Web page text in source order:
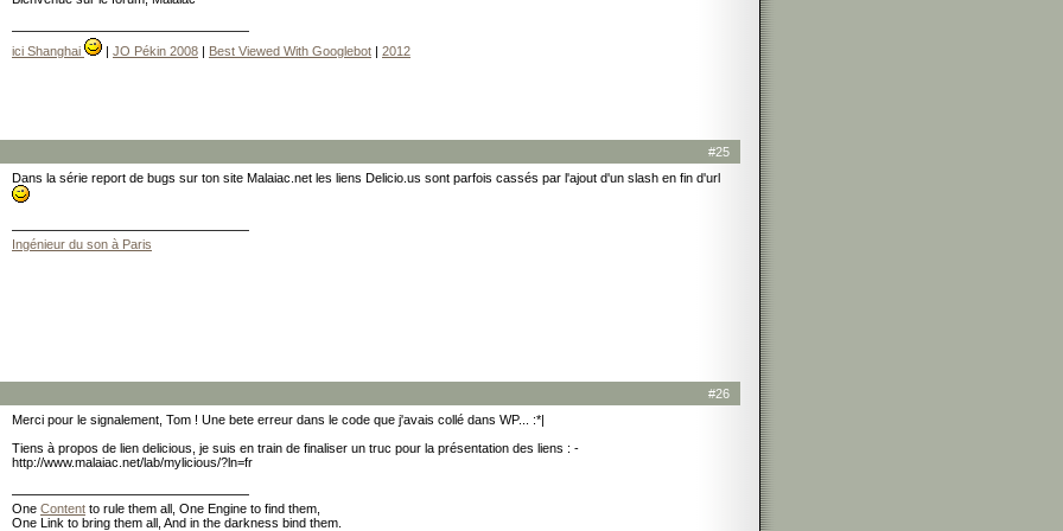
ici Shanghai | JO Pékin 2008 | Best Viewed With Googlebot | 2012
#25
Dans la série report de bugs sur ton site Malaiac.net les liens Delicio.us sont parfois cassés par l'ajout d'un slash en fin d'url
Ingénieur du son à Paris
#26
Merci pour le signalement, Tom ! Une bete erreur dans le code que j'avais collé dans WP... :*|
Tiens à propos de lien delicious, je suis en train de finaliser un truc pour la présentation des liens : -
http://www.malaiac.net/lab/mylicious/?ln=fr
One Content to rule them all, One Engine to find them,
One Link to bring them all, And in the darkness bind them.